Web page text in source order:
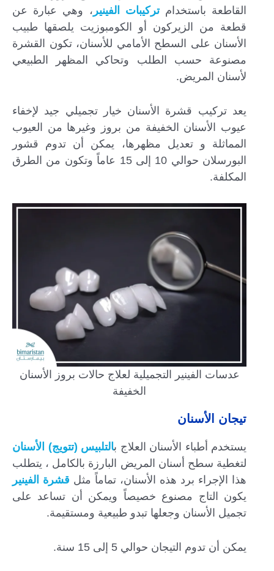
القاطعة باستخدامتركيبات الفينير ، وهي عبارة عن
قطعة من الزيركون أو الكومبوزيت يلصقها طبيب
الأسنان على السطح الأمامي للأسنان، تكون القشرة
مصنوعة حسب الطلب وتحاكي المظهر الطبيعي
لأسنان المريض.
يعد تركيب قشرة الأسنان خيار تجميلي جيد لإخفاء
عيوب الأسنان الخفيفة من بروز وغيرها من العيوب
المماثلة و تعديل مظهرها، يمكن أن تدوم قشور
البورسلان حوالي 10 إلى 15 عاماً وتكون من الطرق
المكلفة.
عدسات الفينير التجميلية لعلاج حالات بروز الأسنان
الخفيفة
تيجان الأسنان
يستخدم أطباء الأسنان العلاج بالتلبيس (تتويج) الأسنان
لتغطية سطح أسنان المريض البارزة بالكامل ، يتطلب
هذا الإجراء برد هذه الأسنان، تماماً مثل قشرة الفينير
يكون التاج مصنوع خصيصاً ويمكن أن تساعد على
تجميل الأسنان وجعلها تبدو طبيعية ومستقيمة.
يمكن أن تدوم التيجان حوالي 5 إلى 15 سنة.